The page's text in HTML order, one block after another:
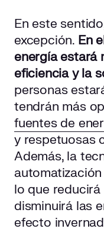
En este
excepción. En
energía estará
eficiencia y la
personas
tendrán más
fuentes de
y respetuosas
Además, la
lo que
disminuirá las
efecto